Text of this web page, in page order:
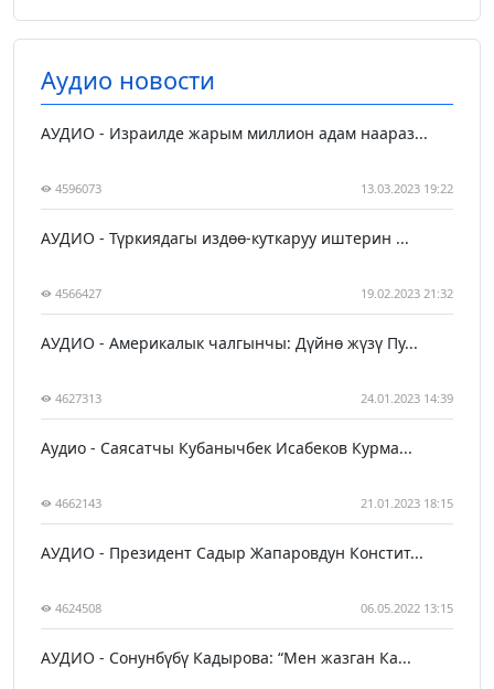
Аудио новости
АУДИО - Израилде жарым миллион адам наараз...
4596073 13.03.2023 19:22
АУДИО - Түркиядагы издөө-куткаруу иштерин ...
4566427 19.02.2023 21:32
АУДИО - Америкалык чалгынчы: Дүйнө жүзү Пу...
4627313 24.01.2023 14:39
Аудио - Саясатчы Кубанычбек Исабеков Курма...
4662143 21.01.2023 18:15
АУДИО - Президент Садыр Жапаровдун Констит...
4624508 06.05.2022 13:15
АУДИО - Сонунбүбү Кадырова: “Мен жазган Ка...